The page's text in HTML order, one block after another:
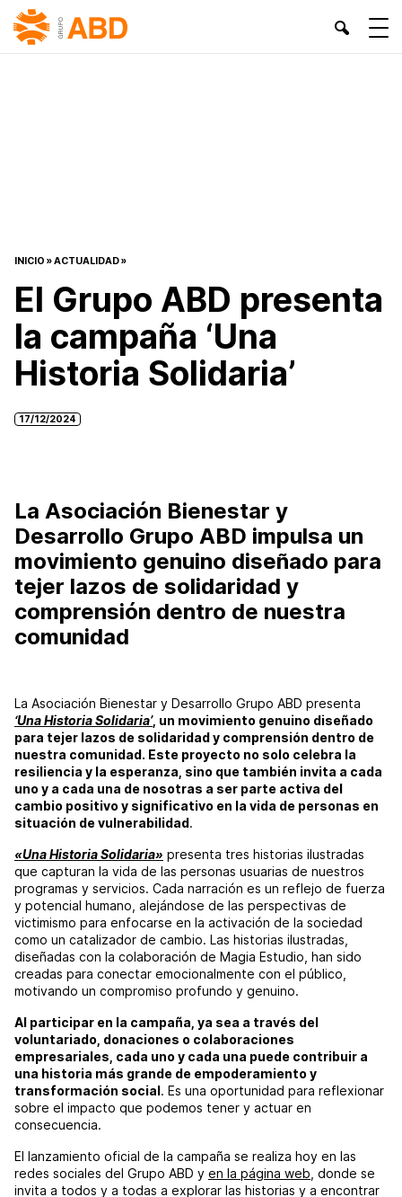
INICIO »ACTUALIDAD»
El Grupo ABD presenta
la campaña ‘Una
Historia Solidaria’
17/12/2024
La Asociación Bienestar y
Desarrollo Grupo ABD impulsa un
movimiento genuino diseñado para
tejer lazos de solidaridad y
comprensión dentro de nuestra
comunidad
La Asociación Bienestar y Desarrollo Grupo ABD presenta
‘Una Historia Solidaria’, un movimiento genuino diseñado
para tejer lazos de solidaridad y comprensión dentro de
nuestra comunidad. Este proyecto no solo celebra la
resiliencia y la esperanza, sino que también invita a cada
uno y a cada una de nosotras a ser parte activa del
cambio positivo y significativo en la vida de personas en
situación de vulnerabilidad.
«Una Historia Solidaria» presenta tres historias ilustradas
que capturan la vida de las personas usuarias de nuestros
programas y servicios. Cada narración es un reflejo de fuerza
y potencial humano, alejándose de las perspectivas de
victimismo para enfocarse en la activación de la sociedad
como un catalizador de cambio. Las historias ilustradas,
diseñadas con la colaboración de Magia Estudio, han sido
creadas para conectar emocionalmente con el público,
motivando un compromiso profundo y genuino.
Al participar en la campaña, ya sea a través del
voluntariado, donaciones o colaboraciones
empresariales, cada uno y cada una puede contribuir a
una historia más grande de empoderamiento y
transformación social. Es una oportunidad para reflexionar
sobre el impacto que podemos tener y actuar en
consecuencia.
El lanzamiento oficial de la campaña se realiza hoy en las
redes sociales del Grupo ABD y en la página web , donde se
invita a todos y a todas a explorar las historias y a encontrar